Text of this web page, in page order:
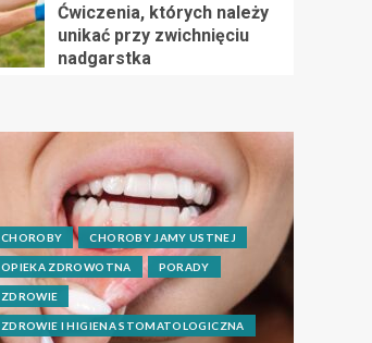
Ćwiczenia, których należy
unikać przy zwichnięciu
nadgarstka
CHOROBY CHOROBY JAMY USTNEJ
OPIEKA ZDROWOTNA PORADY
ZDROWIE
ZDROWIE I HIGIENA STOMATOLOGICZNA